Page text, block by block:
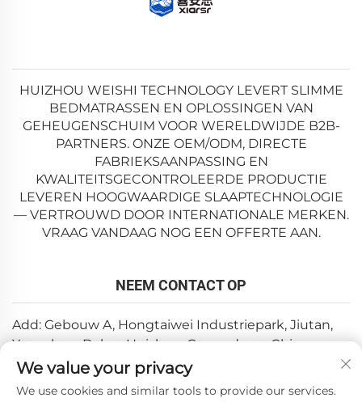
HUIZHOU WEISHI TECHNOLOGY LEVERT SLIMME
BEDMATRASSEN EN OPLOSSINGEN VAN
GEHEUGENSCHUIM VOOR WERELDWIJDE B2B-
PARTNERS. ONZE OEM/ODM, DIRECTE
FABRIEKSAANPASSING EN
KWALITEITSGECONTROLEERDE PRODUCTIE
LEVEREN HOOGWAARDIGE SLAAPTECHNOLOGIE
— VERTROUWD DOOR INTERNATIONALE MERKEN.
VRAAG VANDAAG NOG EEN OFFERTE AAN.
NEEM CONTACT OP
Add: Gebouw A, Hongtaiwei Industriepark, Jiutan,
Yuanzhou, Boluo, Huizhou, Guangdong, China
E-mail:[email protected]
We value your privacy
We use cookies and similar tools to provide our services.